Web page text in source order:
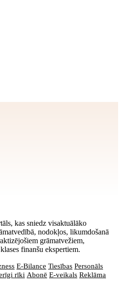
kas sniedz visaktuālāko
nodokļos, likumdošanā
grāmatvežiem,
finanšu ekspertiem.
E-Bilance Tiesības Personāls
rīki Abonē E-veikals Reklāma